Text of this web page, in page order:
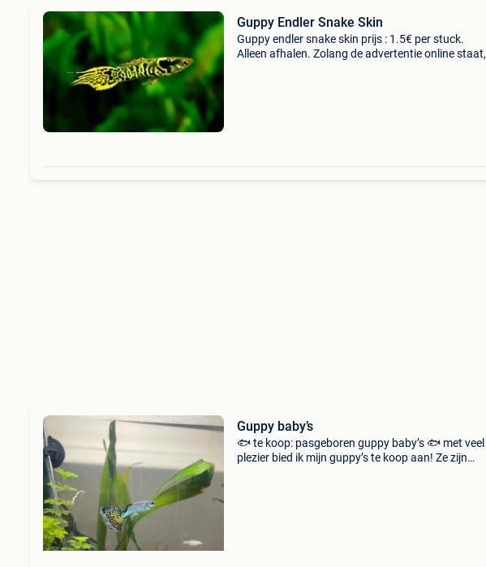
Guppy Endler Snake Skin
Guppy endler snake skin prijs : 1.5€ per stuck.
Alleen afhalen. Zolang de advertentie online staat,
Guppy baby’s
🐟 te koop: pasgeboren guppy baby’s 🐟 met veel
plezier bied ik mijn guppy’s te koop aan! Ze zijn